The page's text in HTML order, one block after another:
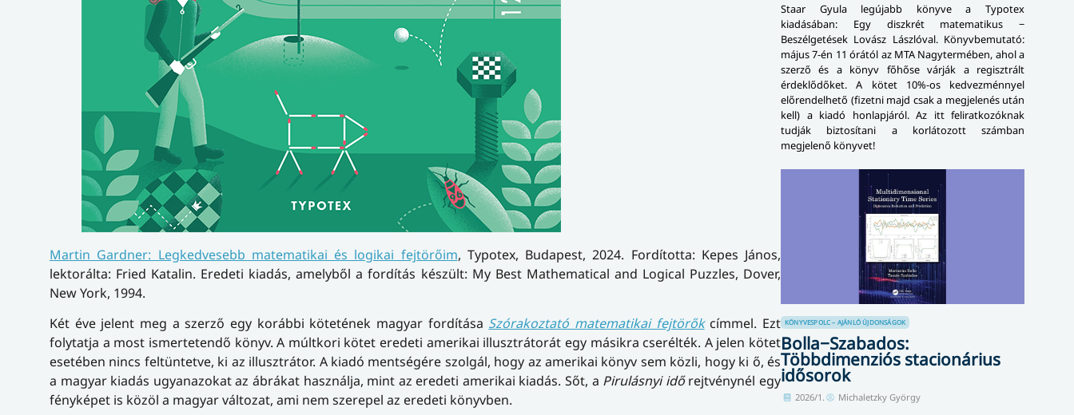
Martin Gardner: Legkedvesebb matematikai és logikai fejtörőim, Typotex, Budapest, 2024. Fordította: Kepes János,
lektorálta: Fried Katalin. Eredeti kiadás, amelyből a fordítás készült: My Best Mathematical and Logical Puzzles, Dover,
New York, 1994.
Két éve jelent meg a szerző egy korábbi kötetének magyar fordítása Szórakoztató matematikai fejtörőkcímmel. Ezt
folytatja a most ismertetendő könyv. A múltkori kötet eredeti amerikai illusztrátorát egy másikra cserélték. A jelen kötet
esetében nincs feltüntetve, ki az illusztrátor. A kiadó mentségére szolgál, hogy az amerikai könyv sem közli, hogy ki ő, és
a magyar kiadás ugyanazokat az ábrákat használja, mint az eredeti amerikai kiadás. Sőt, a Pirulásnyi időrejtvénynél egy
fényképet is közöl a magyar változat, ami nem szerepel az eredeti könyvben.
Staar Gyula legújabb könyve a Typotex
kiadásában: Egy diszkrét matematikus −
Beszélgetések Lovász Lászlóval. Könyvbemutató:
május 7-én 11 órától az MTA Nagytermében, ahol a
szerző és a könyv főhőse várják a regisztrált
érdeklődőket. A kötet 10%-os kedvezménnyel
előrendelhető (fizetni majd csak a megjelenés után
kell) a kiadó honlapjáról. Az itt feliratkozóknak
tudják biztosítani a korlátozott számban
megjelenő könyvet!
KÖNYVESPOLC – AJÁNLÓ ÚJDONSÁGOK
Bolla−Szabados:
Többdimenziós stacionárius
idősorok
2026/1. Michaletzky György